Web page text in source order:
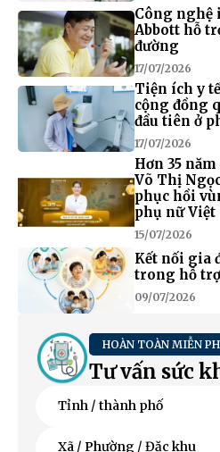
Công nghệ
Abbott hỗ
đường
17/07/2026
Tiện ích y
cộng đồng
đầu tiên ở
17/07/2026
Hơn 35
Võ Thị
phục hồi
phụ nữ Việt
15/07/2026
Kết nối gia
trong hỗ
09/07/2026
HOÀN TOÀN MIỄN
Tư vấn sức